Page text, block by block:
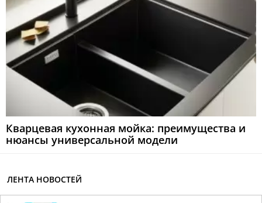
Кварцевая кухонная мойка: преимущества и
нюансы универсальной модели
ЛЕНТА НОВОСТЕЙ